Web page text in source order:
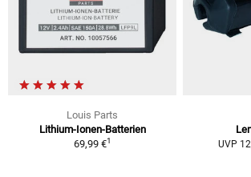
Louis Parts
Lithium-Ionen-Batterien
69,99 €1 UVP